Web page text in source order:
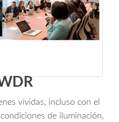
vívidas, incluso con el
de iluminación,